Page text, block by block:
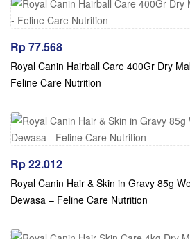
Rp77.568
Royal Canin Hairball Care 400Gr Dry
Feline Care Nutrition
Rp22.012
Royal Canin Hair & Skin in Gravy 85g
Dewasa – Feline Care Nutrition